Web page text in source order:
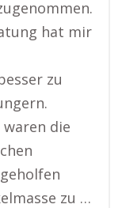
hat mir
zu
die
zu …